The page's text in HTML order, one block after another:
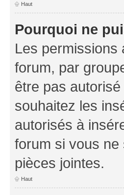
Haut
Pourquoi ne
Les permissions
forum, par
être pas
souhaitez les
autorisés à
forum si vous
pièces jointes.
Haut